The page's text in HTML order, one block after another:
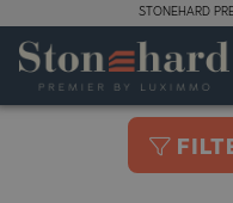
STONEHARD